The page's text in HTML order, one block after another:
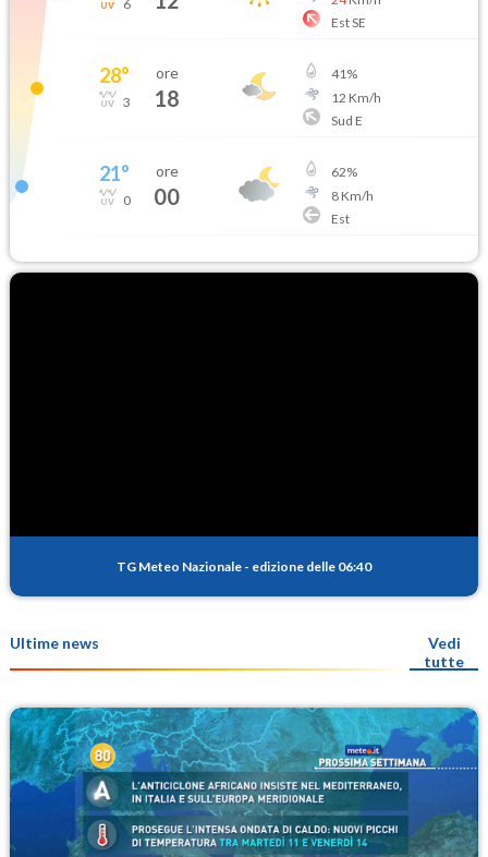
6
Est SE
28°
3
ore
18
41%
12 Km/h
Sud E
21°
0
ore
00
62%
8Km/h
Est
TG Meteo Nazionale - edizione delle 06:40
Ultime news
Vedi
tutte